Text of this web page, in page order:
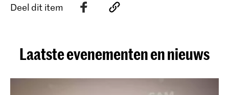
Deel dit item
Laatste evenementen en nieuws